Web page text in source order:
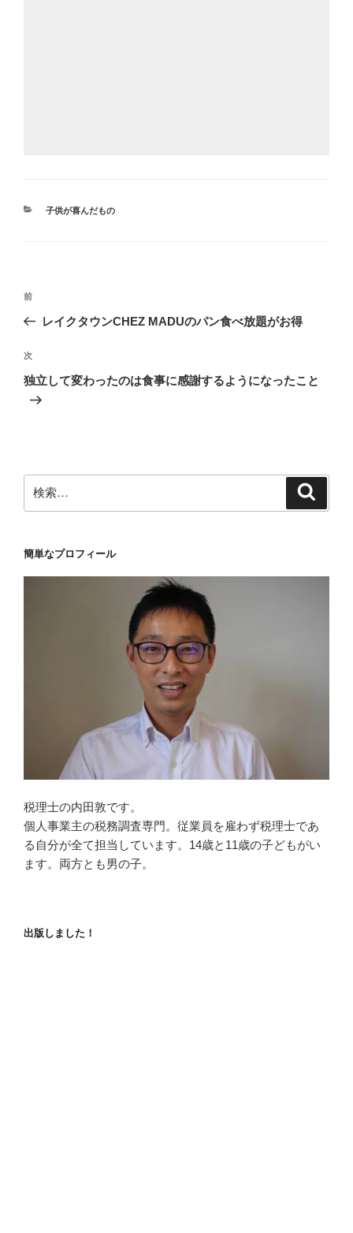
カ
子供が喜んだもの
投
ナ
ビ
ゲ
ー
前
の
稿
前
レイクタウンCHEZ MADUのパン食べ放題がお得
次
の
次
独立して変わったのは食事に感謝するようになったこと
索:
簡単なプロフィール
税理士の内田敦です。
個人事業主の税務調査専門。従業員を雇わず税理士であ
る自分が全て担当しています。14歳と11歳の子どもがい
ます。両方とも男の子。
出版しました！